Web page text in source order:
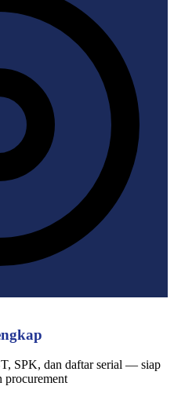
SPK, dan daftar serial — siap
procurement